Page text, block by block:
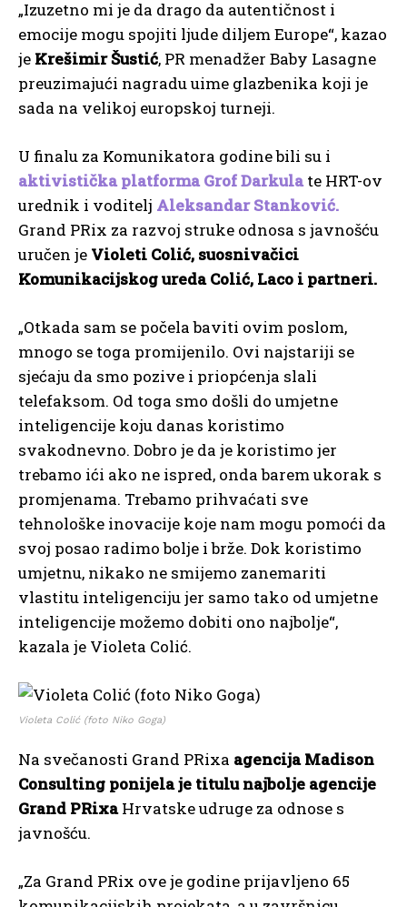
„Izuzetno mi je da drago da autentičnost i
emocije mogu spojiti ljude diljem Europe“, kazao
je Krešimir Šustić, PR menadžer Baby Lasagne
preuzimajući nagradu uime glazbenika koji je
sada na velikoj europskoj turneji.
U finalu za Komunikatora godine bili su i
aktivistička platforma Grof Darkulate HRT-ov
urednik i voditelj Aleksandar Stanković.
Grand PRix za razvoj struke odnosa s javnošću
uručen je Violeti Colić, suosnivačici
Komunikacijskog ureda Colić, Laco i partneri.
„Otkada sam se počela baviti ovim poslom,
mnogo se toga promijenilo. Ovi najstariji se
sjećaju da smo pozive i priopćenja slali
telefaksom. Od toga smo došli do umjetne
inteligencije koju danas koristimo
svakodnevno. Dobro je da je koristimo jer
trebamo ići ako ne ispred, onda barem ukorak s
promjenama. Trebamo prihvaćati sve
tehnološke inovacije koje nam mogu pomoći da
svoj posao radimo bolje i brže. Dok koristimo
umjetnu, nikako ne smijemo zanemariti
vlastitu inteligenciju jer samo tako od umjetne
inteligencije možemo dobiti ono najbolje“,
kazala je Violeta Colić.
Violeta Colić (foto Niko Goga)
Na svečanosti Grand PRixa agencija Madison
Consulting ponijela je titulu najbolje agencije
Grand PRixaHrvatske udruge za odnose s
javnošću.
„Za Grand PRix ove je godine prijavljeno 65